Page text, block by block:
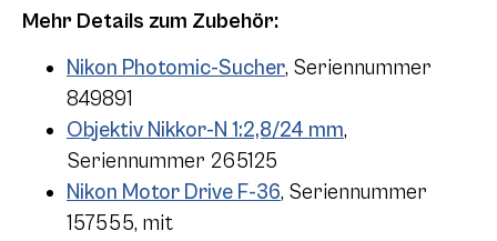
Mehr Details zum Zubehör:
Nikon Photomic-Sucher, Seriennummer
849891
Objektiv Nikkor-N 1:2,8/24 mm,
Seriennummer 265125
Nikon Motor Drive F-36, Seriennummer
157555, mit